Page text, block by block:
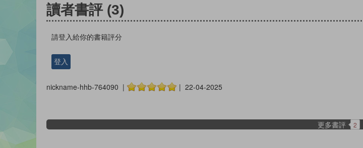
讀者書評 (3)
請登入給你的書籍評分
登入
nickname-hhb-764090 | | 22-04-2025
更多書評 2